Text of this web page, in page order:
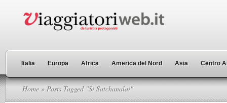
Italia Europa Africa America del Nord Asia Centro
Home » Posts Tagged "Si Satchanalai"